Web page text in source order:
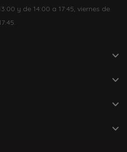
y de 14:00 a 17:45, viernes de